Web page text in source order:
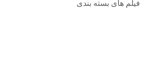
فیلم های بسته‌ بندی